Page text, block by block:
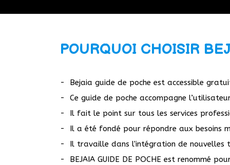
POURQUOI CHOISIR
- Bejaia guide de poche est accessible
- Ce guide de poche accompagne
- Il fait le point sur tous les services
- Il a été fondé pour répondre aux besoins
- Il travaille dans l'intégration de nouvelles
- BEJAIA GUIDE DE POCHE est renommé